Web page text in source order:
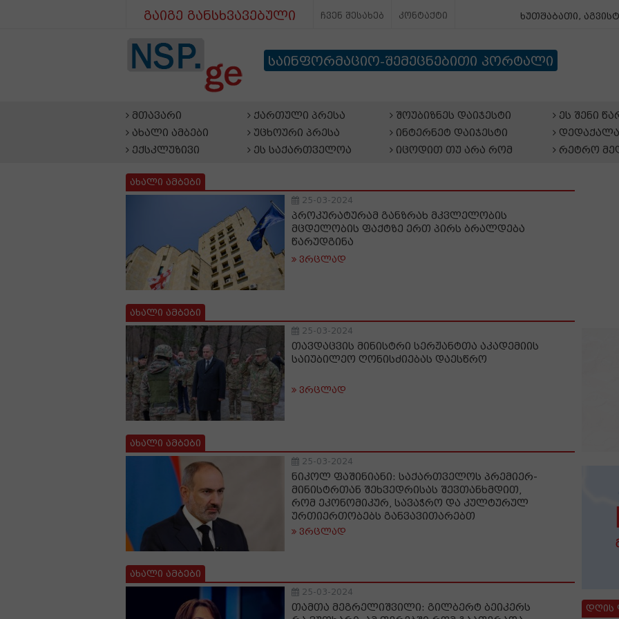
გაიგე განსხვავებული ჩვენ შესახებ კონტაქტი ხუთშაბათი,
საინფორმაციო-შემეცნებითი პორტალი
მთავარი
ახალი ამბები
ექსკლუზივი
ქართული პრესა
უცხოური პრესა
ეს საქართველოა
შოუბიზნეს დაიჯესტი
ინტერნეტ დაიჯესტი
იცოდით თუ არა რომ
ეს შენი
რეტრო
ახალი ამბები
25-03-2024
პროკურატურამ განზრახ მკვლელობის
მცდელობის ფაქტზე ერთ პირს ბრალდება
წარუდგინა
ვრცლად
ახალი ამბები
25-03-2024
თავდაცვის მინისტრი სერჟანტთა აკადემიის
საიუბილეო ღონისძიებას დაესწრო
ვრცლად
ახალი ამბები
25-03-2024
ნიკოლ ფაშინიანი: საქართველოს პრემიერ-
მინისტრთან შეხვედრისას შევთანხმდით,
რომ ეკონომიკურ, სავაჭრო და კულტურულ
ურთიერთობებს განვავითარებთ
ვრცლად
ახალი ამბები
25-03-2024
თამთა მეგრელიშვილი: გილბერტ ბეიკერს
დღის